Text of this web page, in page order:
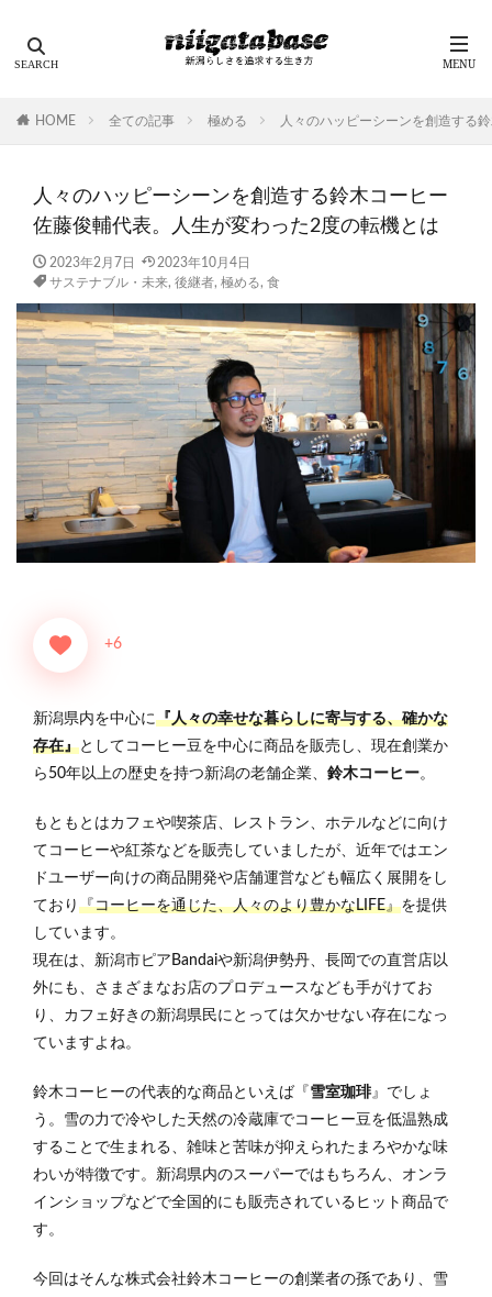
HOME 全ての記事 極める 人々のハッピーシーンを創造する
人々のハッピーシーンを創造する鈴木コーヒー
佐藤俊輔代表。人生が変わった2度の転機とは
2023年2月7日
2023年10月4日
サステナブル・未来, 後継者, 極める, 食
+6
新潟県内を中心に『人々の幸せな暮らしに寄与する、確かな
存在』としてコーヒー豆を中心に商品を販売し、現在創業か
ら50年以上の歴史を持つ新潟の老舗企業、 鈴木コーヒー。
もともとはカフェや喫茶店、レストラン、ホテルなどに向け
てコーヒーや紅茶などを販売していましたが、近年ではエン
ドユーザー向けの商品開発や店舗運営なども幅広く展開をし
ており 『コーヒーを通じた、人々のより豊かなLIFE』を提供
しています。
現在は、新潟市ピアBandaiや新潟伊勢丹、長岡での直営店以
外にも、さまざまなお店のプロデュースなども手がけてお
り、カフェ好きの新潟県民にとっては欠かせない存在になっ
ていますよね。
鈴木コーヒーの代表的な商品といえば『 雪室珈琲 』でしょ
う。雪の力で冷やした天然の冷蔵庫でコーヒー豆を低温熟成
することで生まれる、雑味と苦味が抑えられたまろやかな味
わいが特徴です。新潟県内のスーパーではもちろん、オンラ
インショップなどで全国的にも販売されているヒット商品で
す。
今回はそんな株式会社鈴木コーヒーの創業者の孫であり、雪